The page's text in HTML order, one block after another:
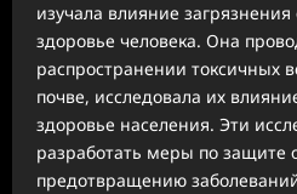
изучала влияние
здоровье человека. Она
распространении токсичных
почве, исследовала их
здоровье населения. Эти
разработать меры по
предотвращению